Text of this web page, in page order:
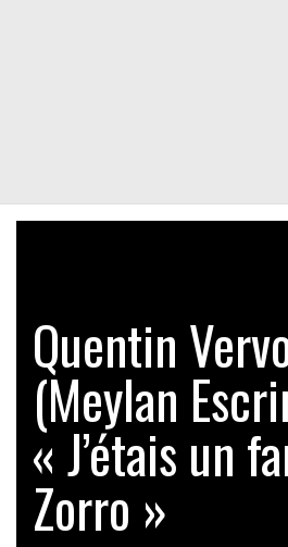
Quentin
(Meylan
« J’étais un
Zorro »